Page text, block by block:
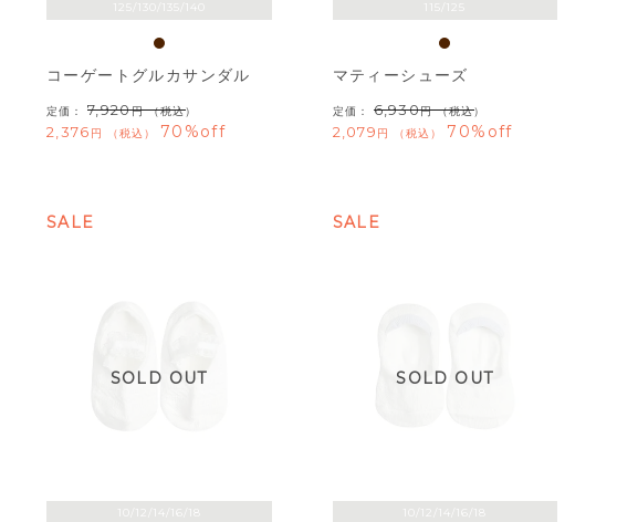
125/130/135/140
コーゲートグルカサンダル
定価： 7,920 （税込）
2,376 税込 70%off
115/125
マティーシューズ
定価： 6,930 （税込）
2,079 税込 70%off
10/12/14/16/18
SOLD OUT
SALE
10/12/14/16/18
SOLD OUT
SALE